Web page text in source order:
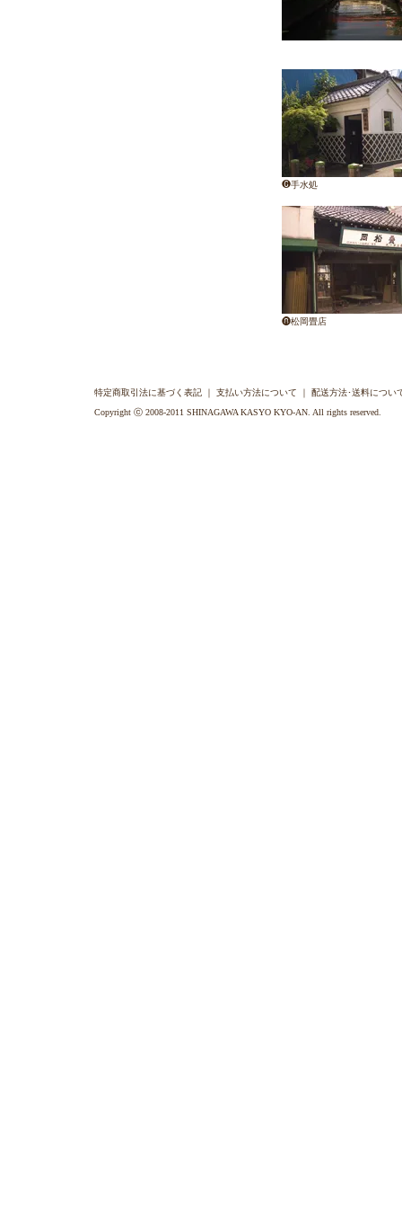
❻手水処
❽松岡畳店
特定商取引法に基づく表記 ｜ 支払い方法について ｜ 配送方法･送料につい
Copyright ⓒ 2008-2011 SHINAGAWA KASYO KYO-AN. All rights reserved.